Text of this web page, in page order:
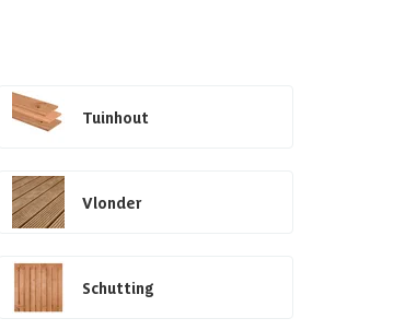
Tuinhout
Vlonder
Schutting